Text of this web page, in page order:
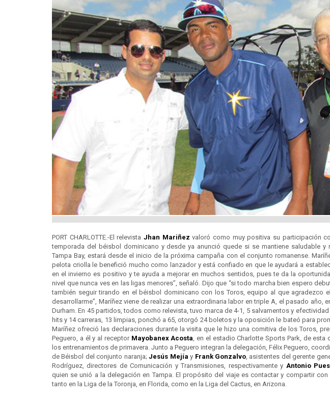
PORT CHARLOTTE.-El relevista Jhan Mariñez valoró como muy positiva su participación
temporada del béisbol dominicano y desde ya anunció quede si se mantiene saludable
Tampa Bay, estará desde el inicio de la próxima campaña con el conjunto romanense.
pelota criolla le benefició mucho como lanzador y está confiado en que le ayudará a
en el invierno es positivo y te ayuda a mejorar en muchos sentidos, pues te da la
nivel que nunca ves en las ligas menores”, señaló. Dijo que “si todo marcha bien espero
también seguir tirando en el béisbol dominicano con los Toros, equipo al que agradezco
desarrollarme”, Maríñez viene de realizar una extraordinaria labor en triple A, el pasado año,
Durham. En 45 partidos, todos como relevista, tuvo marca de 4-1, 5 salvamentos y
hits y 14 carreras, 13 limpias, ponchó a 65, otorgó 24 boletos y la oposición le bateó para
Maríñez ofreció las declaraciones durante la visita que le hizo una comitiva de los Toros,
Peguero, a él y al receptor Mayobanex Acosta , en el estadio Charlotte Sports Park, de
los entrenamientos de primavera. Junto a Peguero integran la delegación, Félix Peguero,
de Béisbol del conjunto naranja;Jesús Mejía y Frank Gonzalvo , asistentes del gerente
Rodríguez, directores de Comunicación y Transmisiones, respectivamente y Antonio
quien se unió a la delegación en Tampa. El propósito del viaje es contactar y compartir
tanto en la Liga de la Toronja, en Florida, como en la Liga del Cactus, en Arizona.